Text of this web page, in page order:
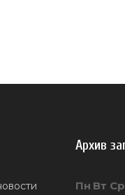
Архив
Пн Вт Ср